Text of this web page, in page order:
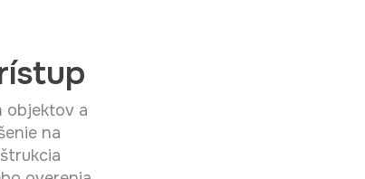
objektov a
na